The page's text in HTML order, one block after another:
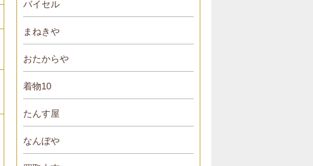
バイセル
まねきや
おたからや
着物10
たんす屋
なんぼや